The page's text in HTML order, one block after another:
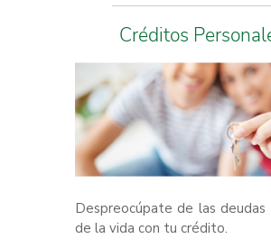
Créditos
Despreocúpate de las deudas
de la vida con tu crédito.